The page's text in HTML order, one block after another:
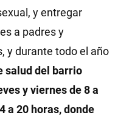
y entregar
a padres y
y durante todo el año
salud del barrio
y viernes de 8 a
a 20 horas, donde